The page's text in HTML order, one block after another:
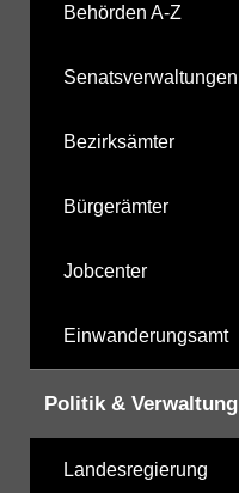
Behörden A-Z
Senatsverwaltungen
Bezirksämter
Bürgerämter
Jobcenter
Einwanderungsamt
Politik & Verwaltung
Landesregierung